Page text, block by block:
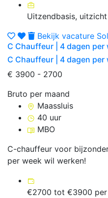
Uitzendbasis,
Bekijk vacature
C Chauffeur | 4 dagen
C Chauffeur | 4 dagen
€ 3900 - 2700
Bruto per maand
Maassluis
40 uur
MBO
C-chauffeur voor
per week wil werken!
€2700 tot €3900 per